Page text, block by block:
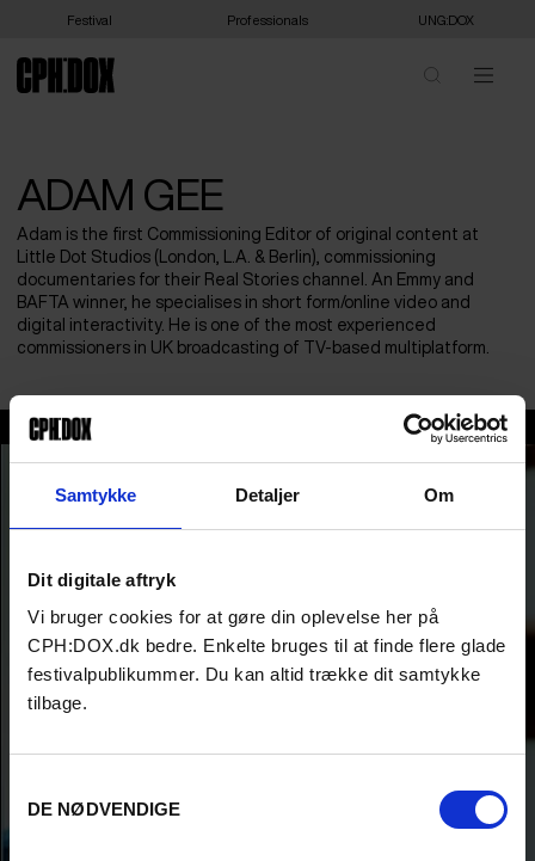
Samtykke Detaljer Om
Dit digitale aftryk
Vi bruger cookies for at gøre din oplevelse her på
CPH:DOX.dk bedre. Enkelte bruges til at finde flere glade
festivalpublikummer. Du kan altid trække dit samtykke
tilbage.
DE NØDVENDIGE
Festival Professionals UNG:DOX
ADAM GEE
Adam is the first Commissioning Editor of original content at
Little Dot Studios (London, L.A. & Berlin), commissioning
documentaries for their Real Stories channel. An Emmy and
BAFTA winner, he specialises in short form/online video and
digital interactivity. He is one of the most experienced
commissioners in UK broadcasting of TV-based multiplatform.
Adam Gee